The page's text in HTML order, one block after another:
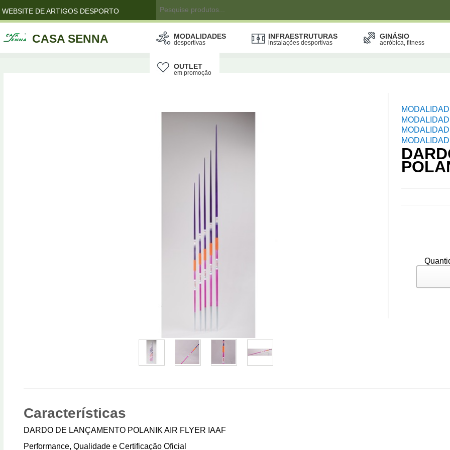
WEBSITE DE ARTIGOS DESPORTO
CASA SENNA MODALIDADES
desportivas
INFRAESTRUTURAS
instalações desportivas
GINÁSIO
aeróbica, fitness
OUTLET
em promoção
Características
DARDO DE LANÇAMENTO POLANIK AIR FLYER IAAF
Performance, Qualidade e Certificação Oficial